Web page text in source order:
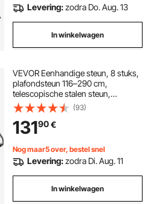
Levering:zodra Do. Aug. 13
In winkelwagen
VEVOR Eenhandige steun, 8 stuks,
plafondsteun 116–290 cm,
telescopische stalen steun,
montagesteun met een
draagvermogen tot 70 kg voor het
installeren van kasten, het tillen van
gipsplaten en het gebruik van
laadstangen.
(93)
13190€
Nog maar5 over, bestel snel
Levering:zodra Di. Aug. 11
In winkelwagen